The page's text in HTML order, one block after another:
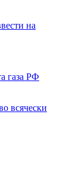
на
газа РФ
всячески